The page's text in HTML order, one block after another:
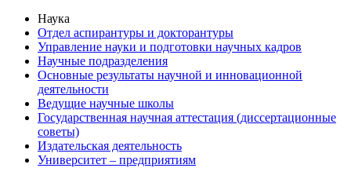
Наука
Отдел аспирантуры и докторантуры
Управление науки и подготовки научных кадров
Научные подразделения
Основные результаты научной и инновационной
деятельности
Ведущие научные школы
Государственная научная аттестация (диссертационные
советы)
Издательская деятельность
Университет – предприятиям